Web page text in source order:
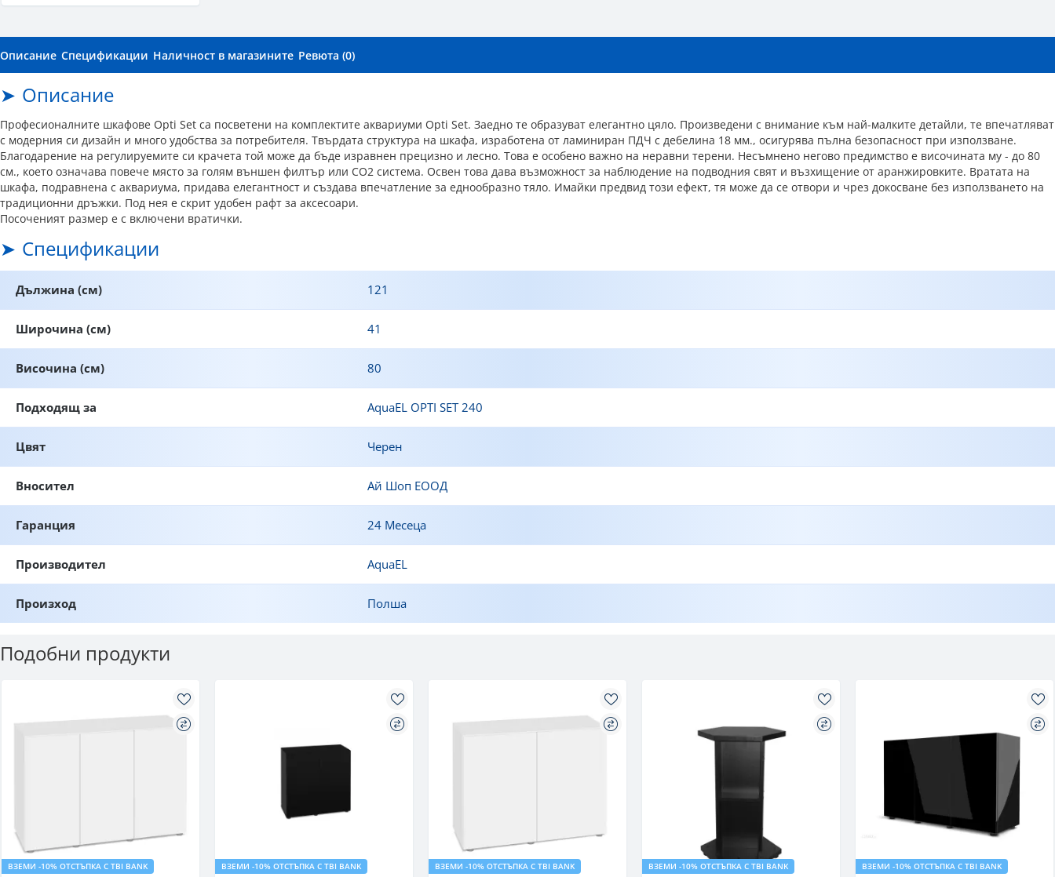
Описание Спецификации Наличност в магазините Ревюта (0)
Описание
Професионалните шкафове Opti Set са посветени на комплектите аквариуми Opti Set. Заедно те образуват елегантно цяло. Произведени с внимание към най-малките детайли, те впечатляват
с модерния си дизайн и много удобства за потребителя. Твърдата структура на шкафа, изработена от ламиниран ПДЧ с дебелина 18 мм., осигурява пълна безопасност при използване.
Благодарение на регулируемите си крачета той може да бъде изравнен прецизно и лесно. Това е особено важно на неравни терени. Несъмнено негово предимство е височината му - до 80
см., което означава повече място за голям външен филтър или CO2 система. Освен това дава възможност за наблюдение на подводния свят и възхищение от аранжировките. Вратата на
шкафа, подравнена с аквариума, придава елегантност и създава впечатление за еднообразно тяло. Имайки предвид този ефект, тя може да се отвори и чрез докосване без използването на
традиционни дръжки. Под нея е скрит удобен рафт за аксесоари.
Посоченият размер е с включени вратички.
Спецификации
Дължина (см) 121
Широчина (см) 41
Височина (см) 80
Подходящ за AquaEL OPTI SET 240
Цвят Черен
Вносител Ай Шоп ЕООД
Гаранция 24 Месеца
Производител AquaEL
Произход Полша
Подобни продукти
ВЗЕМИ -10% ОТСТЪПКА С TBI BANK ВЗЕМИ -10% ОТСТЪПКА С TBI BANK ВЗЕМИ -10% ОТСТЪПКА С TBI BANK ВЗЕМИ -10% ОТСТЪПКА С TBI BANK ВЗЕМИ -10% ОТСТЪПКА С TBI BANK